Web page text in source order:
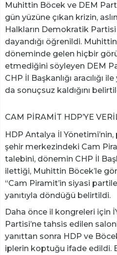
Muhittin Böcek ve DEM
gün yüzüne çıkan krizin,
Halkların Demokratik
dayandığı öğrenildi.
döneminde gelen hiçbir
etmediğini söyleyen DEM
CHP İl Başkanlığı aracılığı
da sonuçsuz kaldığını
CAM PİRAMİT HDP’YE
HDP Antalya İl
şehir merkezindeki Cam
talebini, dönemin CHP İl
ilettiği, Muhittin Böcek’le
“Cam Piramit’in siyasi
yanıtıyla döndüğü belirtildi.
Daha önce il kongreleri için
Partisi’ne tahsis edilen
yanıttan sonra HDP ve
iplerin koptuğu ifade edildi.